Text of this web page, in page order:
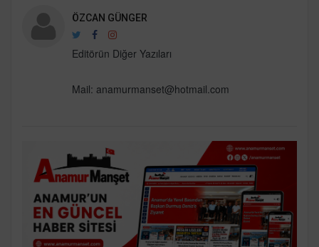
ÖZCAN GÜNGER
Editörün Diğer Yazıları
Mail: anamurmanset@hotmail.com